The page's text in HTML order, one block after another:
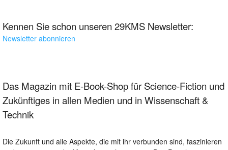
Kennen Sie schon unseren 29KMS Newsletter:
Newsletter abonnieren
Das Magazin mit E-Book-Shop für Science-Fiction und
Zukünftiges in allen Medien und in Wissenschaft &
Technik
Die Zukunft und alle Aspekte, die mit ihr verbunden sind, faszinieren